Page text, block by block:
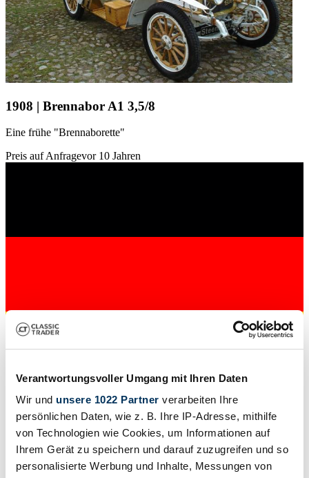
Verantwortungsvoller Umgang mit Ihren Daten
Wir und unsere 1022 Partner verarbeiten Ihre
persönlichen Daten, wie z. B. Ihre IP-Adresse, mithilfe
von Technologien wie Cookies, um Informationen auf
Ihrem Gerät zu speichern und darauf zuzugreifen und so
personalisierte Werbung und Inhalte, Messungen von
1908 | Brennabor A1 3,5/8
Eine frühe "Brennaborette"
Preis auf Anfragevor 10 Jahren
Händler
Karosserieform
Cabriolet
Tachostand (abgelesen)
Nicht angegeben
Leistung (kW/PS)
16 / 22